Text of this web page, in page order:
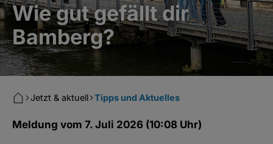
Wie gut gefällt dir
Bamberg?
Tipps und Aktuelles
Jetzt & aktuell
Meldung vom 7. Juli 2026 (10:08 Uhr)